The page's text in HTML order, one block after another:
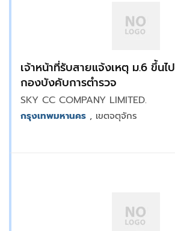
เจ้าหน้าที่รับสายแจ้งเหตุ ม.6 ขึ้น
กองบังคับการตำรวจ
SKY CC COMPANY LIMITED.
กรุงเทพมหานคร , เขตจตุจักร